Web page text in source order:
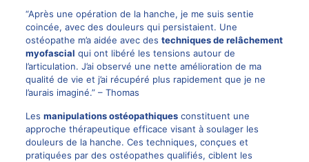
“Après une opération de la hanche, je me suis sentie
coincée, avec des douleurs qui persistaient. Une
ostéopathe m’a aidée avec des techniques de relâchement
myofascial qui ont libéré les tensions autour de
l’articulation. J’ai observé une nette amélioration de ma
qualité de vie et j’ai récupéré plus rapidement que je ne
l’aurais imaginé.” – Thomas
Les manipulations ostéopathiquesconstituent une
approche thérapeutique efficace visant à soulager les
douleurs de la hanche. Ces techniques, conçues et
pratiquées par des ostéopathes qualifiés, ciblent les